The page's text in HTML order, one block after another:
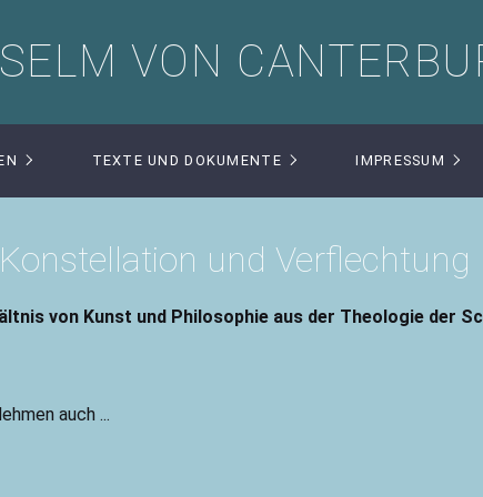
VON
TEXTE UND DOKUMENTE IMPRESSUM
Konstellation und Verflechtung
von Kunst und Philosophie aus der Theologie der
auch ...